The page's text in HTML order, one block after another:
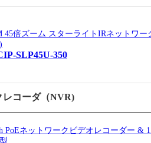
45倍ズーム スターライトIRネットワ
SLP45U-350
レコーダ（NVR)
PoEネットワークビデオレコーダー &